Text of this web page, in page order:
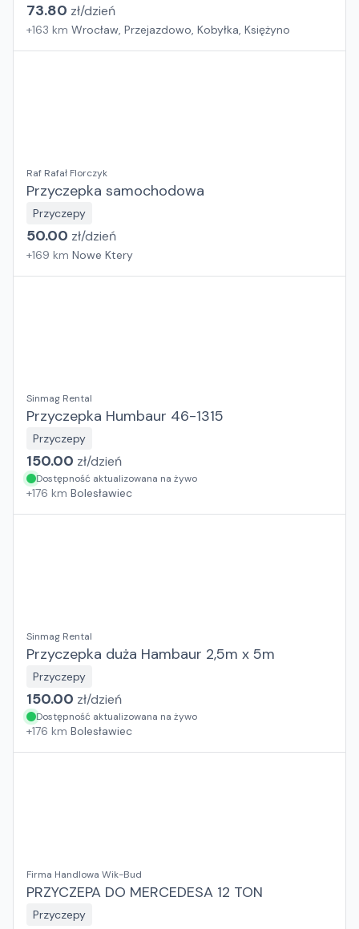
73.80 zł/dzień
+163 km Wrocław, Przejazdowo, Kobyłka, Księżyno
Raf Rafał Florczyk
Przyczepka samochodowa
Przyczepy
50.00 zł/dzień
+169 km Nowe Ktery
Sinmag Rental
Przyczepka Humbaur 46-1315
Przyczepy
150.00 zł/dzień
Dostępność aktualizowana na żywo
+176 km Bolesławiec
Sinmag Rental
Przyczepka duża Hambaur 2,5m x 5m
Przyczepy
150.00 zł/dzień
Dostępność aktualizowana na żywo
+176 km Bolesławiec
Firma Handlowa Wik-Bud
PRZYCZEPA DO MERCEDESA 12 TON
Przyczepy